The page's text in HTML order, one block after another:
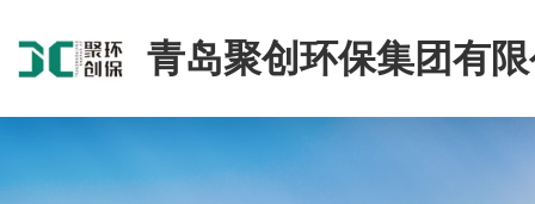
青岛聚创环保集团有